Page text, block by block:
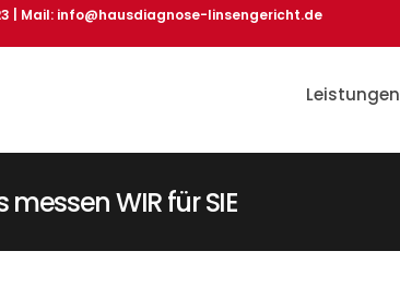
| Mail: info@hausdiagnose-linsengericht.de
Leistungen
WIR für SIE